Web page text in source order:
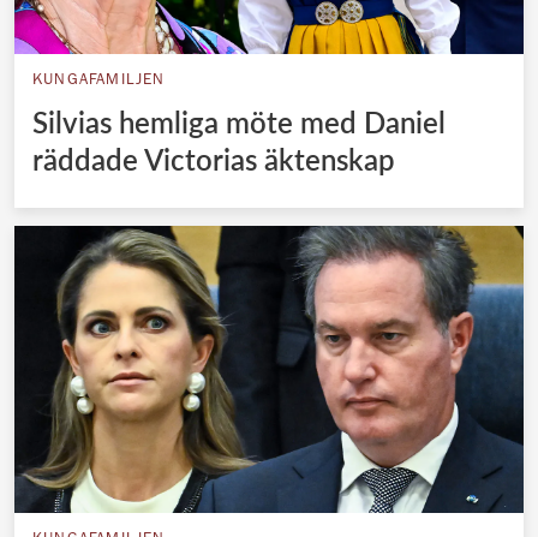
KUNGAFAMILJEN
Silvias hemliga möte med Daniel
räddade Victorias äktenskap